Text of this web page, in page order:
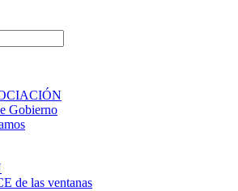
Gobierno
de las ventanas